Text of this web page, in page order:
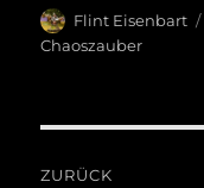
Autor
Flint Eisenbart
Chaoszauber
ZURÜCK